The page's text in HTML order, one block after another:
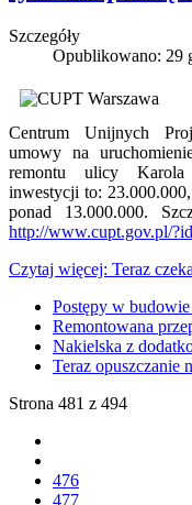
Szczegóły
Opublikowano: 29
Centrum Unijnych
umowy na
remontu ulicy Karola
inwestycji to:
ponad 13.000.000.
http://www.cupt.gov.pl/
Czytaj więcej: Teraz
Postępy w
Remontowana
Nakielska z
Teraz opuszczanie
Strona 481 z 494
476
477